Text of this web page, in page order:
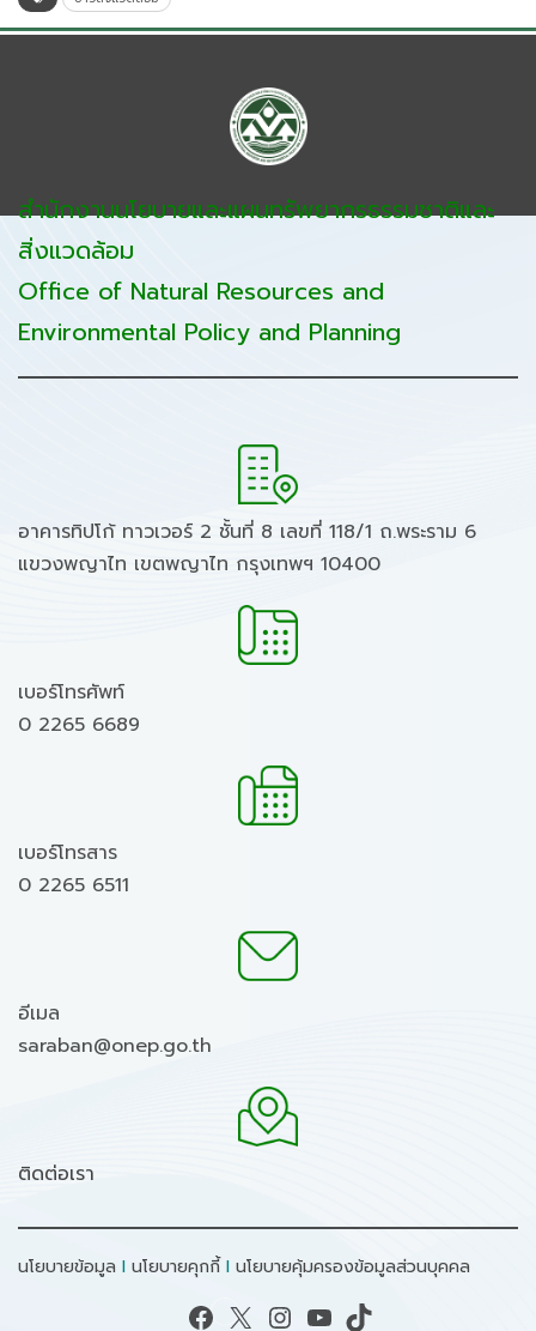
สำนักงานนโยบายและแผนทรัพยากรธรรมชาติและ
สิ่งแวดล้อม
Office of Natural Resources and
Environmental Policy and Planning
อาคารทิปโก้ ทาวเวอร์ 2 ชั้นที่ 8 เลขที่ 118/1 ถ.พระราม 6
แขวงพญาไท เขตพญาไท กรุงเทพฯ 10400
เบอร์โทรศัพท์
0 2265 6689
เบอร์โทรสาร
0 2265 6511
อีเมล
saraban@onep.go.th
ติดต่อเรา
นโยบายข้อมูล I นโยบายคุกกี้ I นโยบายคุ้มครองข้อมูลส่วนบุคคล
Facebook X Instagram YouTube TikTok